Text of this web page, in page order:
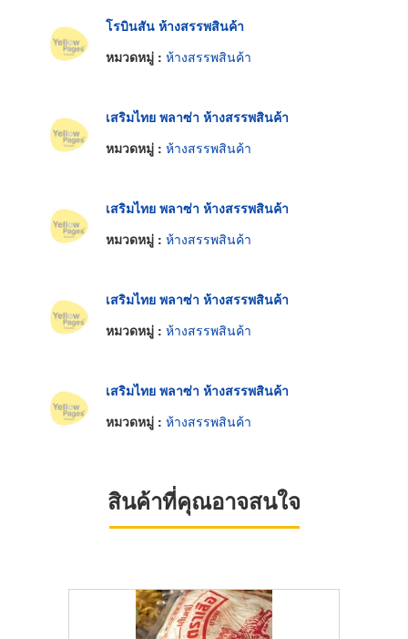
โรบินสัน ห้างสรรพสินค้า
หมวดหมู่ : ห้างสรรพสินค้า
เสริมไทย พลาซ่า ห้างสรรพสินค้า
หมวดหมู่ : ห้างสรรพสินค้า
เสริมไทย พลาซ่า ห้างสรรพสินค้า
หมวดหมู่ : ห้างสรรพสินค้า
เสริมไทย พลาซ่า ห้างสรรพสินค้า
หมวดหมู่ : ห้างสรรพสินค้า
เสริมไทย พลาซ่า ห้างสรรพสินค้า
หมวดหมู่ : ห้างสรรพสินค้า
สินค้าที่คุณอาจสนใจ